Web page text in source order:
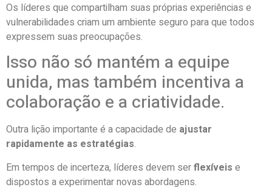
Os líderes que compartilham suas próprias experiências e
vulnerabilidades criam um ambiente seguro para que todos
expressem suas preocupações.
Isso não só mantém a equipe
unida, mas também incentiva a
colaboração e a criatividade.
Outra lição importante é a capacidade de ajustar
rapidamente as estratégias.
Em tempos de incerteza, líderes devem serflexíveis e
dispostos a experimentar novas abordagens.